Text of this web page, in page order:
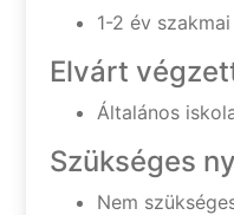
1-2 év
Elvárt
Általános
Szükséges
Nem